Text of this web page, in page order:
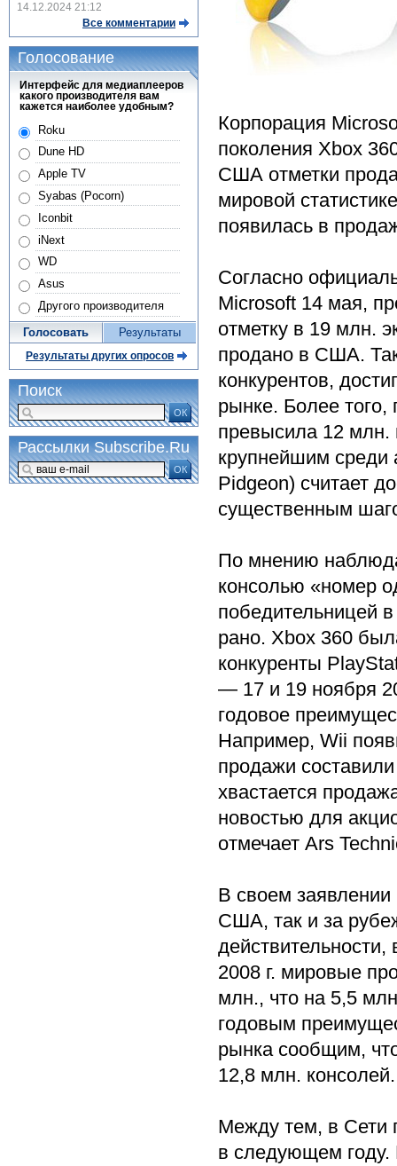
Корпорация
поколения Xbox
США отметки
мировой
появилась в
Согласно
Microsoft 14 мая,
отметку в 19 млн.
продано в США.
конкурентов,
рынке. Более
превысила 12 млн.
крупнейшим среди
Pidgeon) считает
существенным
По мнению
консолью «номер
победительницей
рано. Xbox 360
конкуренты
— 17 и 19 ноября
годовое
Например, Wii
продажи
хвастается
новостью для
отмечает Ars
В своем заявлении
США, так и за
2008 г. мировые
млн., что на 5,5
годовым
рынка сообщим,
12,8 млн. консолей.
Между тем, в Сети
в следующем году.
14.12.2024 21:12
Все комментарии
Голосование
Интерфейс для медиаплееров
какого производителя вам
кажется наиболее удобным?
Roku
Dune HD
Apple TV
Syabas (Pocorn)
Iconbit
iNext
WD
Asus
Другого производителя
Голосовать Результаты
Результаты других опросов
Поиск
ОК
Рассылки Subscribe.Ru
ОК